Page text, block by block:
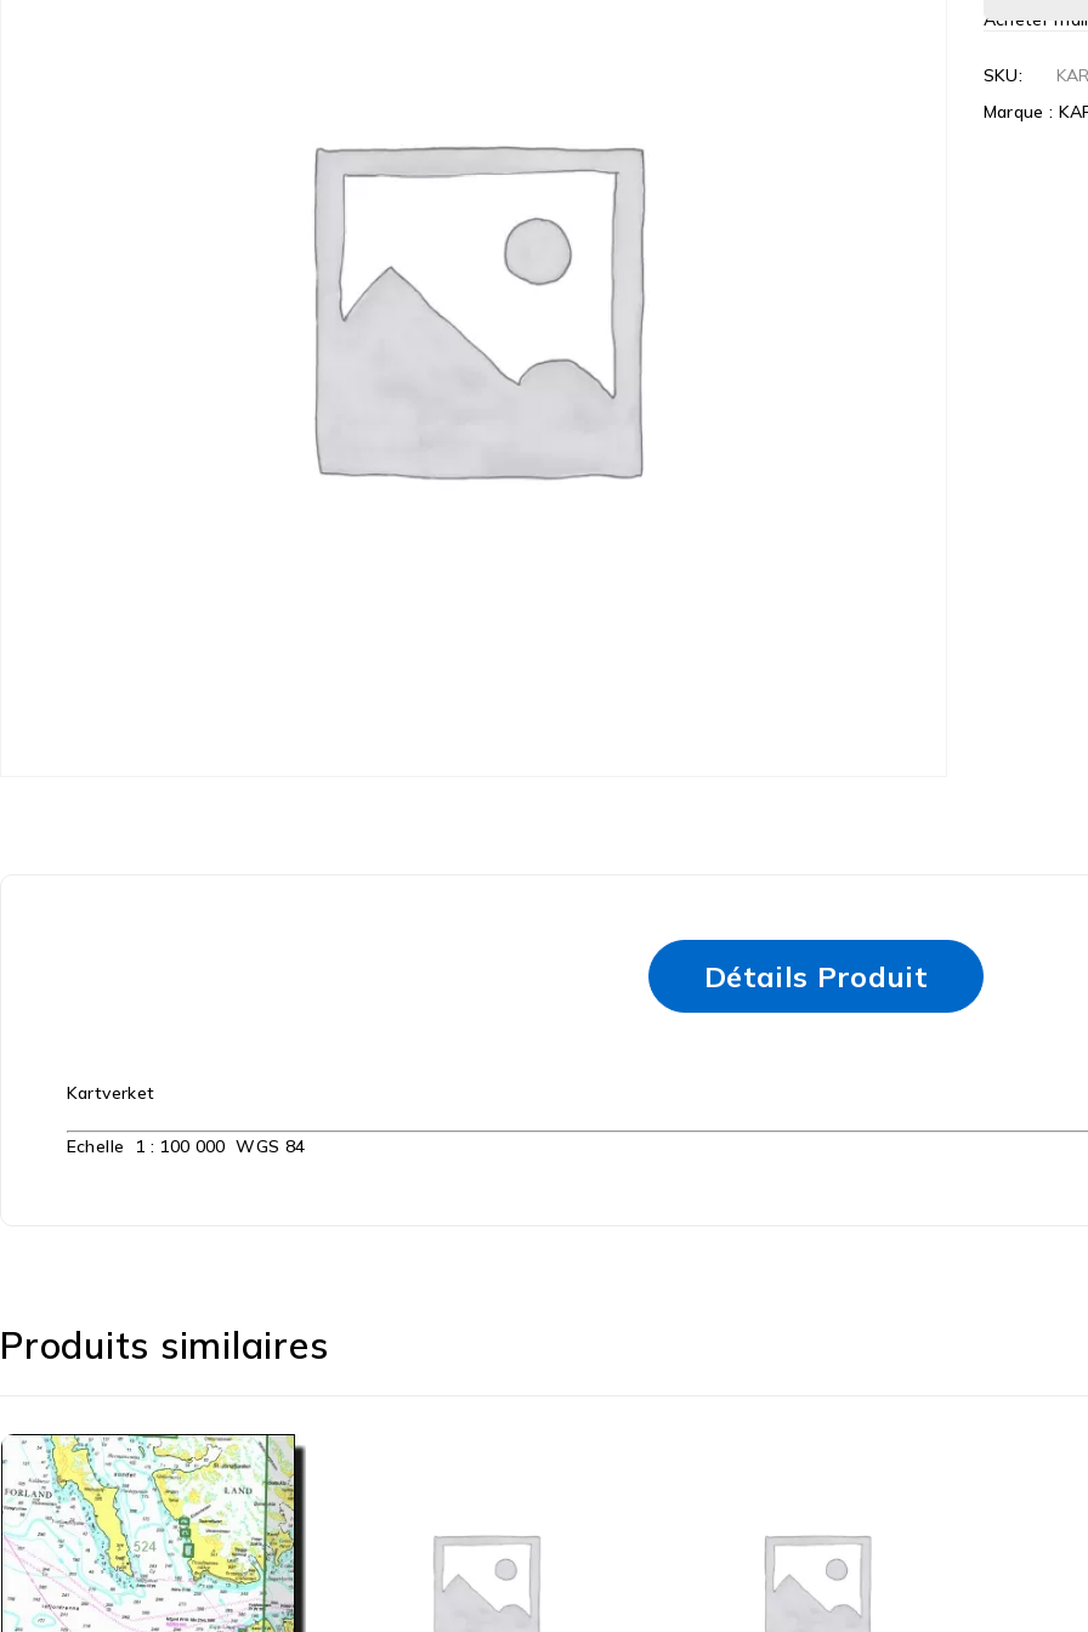
Acheter
SKU:
Marque :
Détails Produit
Kartverket
Echelle 1 : 100 000 WGS 84
Produits similaires